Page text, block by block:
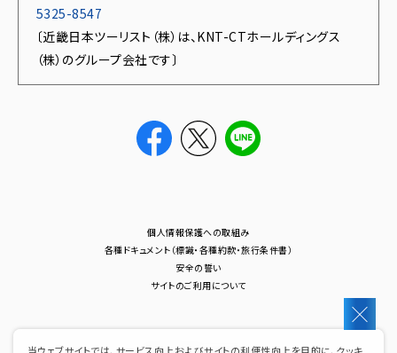
5325-8547
〔近畿日本ツーリスト（株）は、KNT-CTホールディングス
（株）のグループ会社です〕
個人情報保護への取組み
各種ドキュメント（標識・各種約款・旅行条件書）
安全の誓い
サイトのご利用について